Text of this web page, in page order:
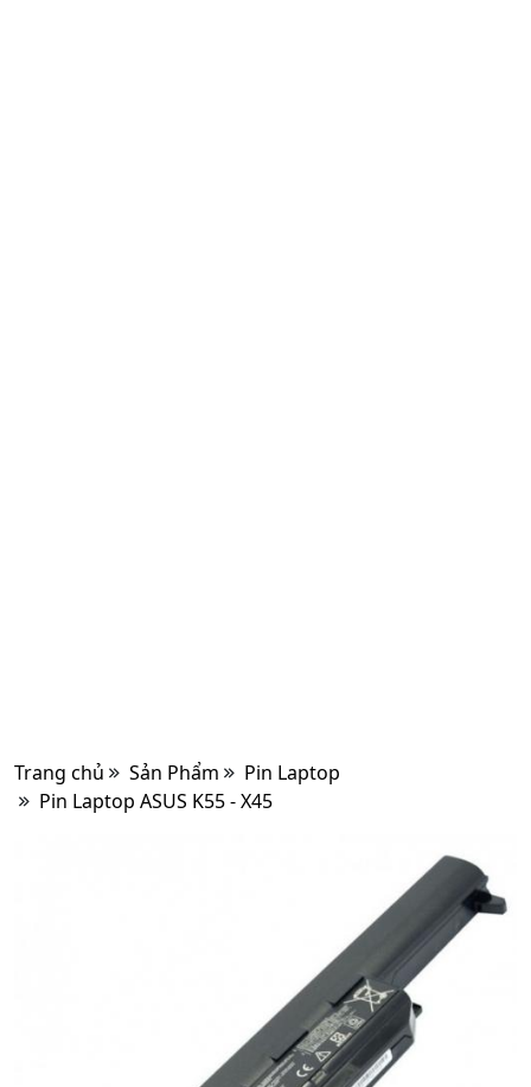
Trang chủ Sản Phẩm
Pin Laptop
Pin Laptop ASUS K55 - X45